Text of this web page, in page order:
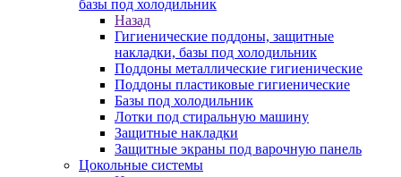
базы под холодильник
Назад
Гигиенические поддоны, защитные
накладки, базы под холодильник
Поддоны металлические гигиенические
Поддоны пластиковые гигиенические
Базы под холодильник
Лотки под стиральную машину
Защитные накладки
Защитные экраны под варочную панель
Цокольные системы